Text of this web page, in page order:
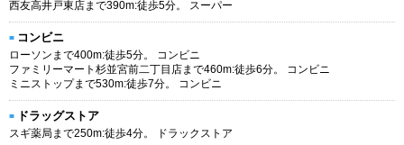
西友高井戸東店まで390m:徒歩5分。 スーパー
コンビニ
ローソンまで400m:徒歩5分。 コンビニ
ファミリーマート杉並宮前二丁目店まで460m:徒歩6分。 コンビニ
ミニストップまで530m:徒歩7分。 コンビニ
ドラッグストア
スギ薬局まで250m:徒歩4分。 ドラックストア